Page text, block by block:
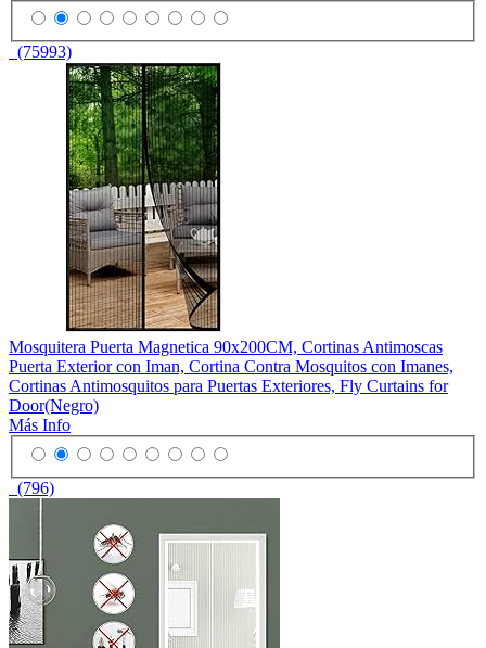
(75993)
Mosquitera Puerta Magnetica 90x200CM, Cortinas Antimoscas
Puerta Exterior con Iman, Cortina Contra Mosquitos con Imanes,
Cortinas Antimosquitos para Puertas Exteriores, Fly Curtains for
Door(Negro)
Más Info
(796)